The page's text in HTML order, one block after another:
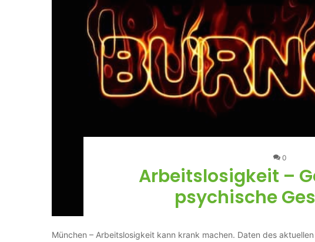
0
Arbeitslosigkeit –
psychische
München – Arbeitslosigkeit kann krank machen. Daten des